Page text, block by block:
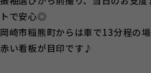
トで安心◎
岡崎市稲熊町からは車で13分程の
赤い看板が目印です♪